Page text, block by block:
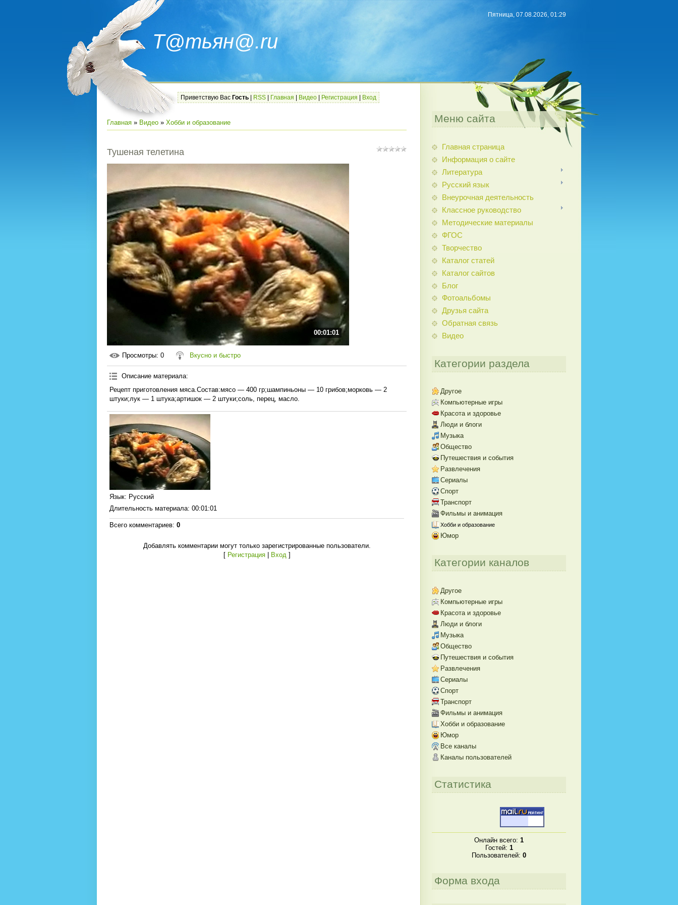
Т@тьян@.ru
Пятница, 07.08.2026, 01:29
Приветствую Вас Гость RSS Главная Видео Регистрация Вход
Главная » Видео » Хобби и образование
Тушеная телетина
00:01:01
Просмотры: 0 Вкусно и быстро
Описание материала:
Рецепт приготовления мяса.Состав:мясо — 400 гр;шампиньоны — 10 грибов;морковь — 2
штуки;лук — 1 штука;артишок — 2 штуки;соль, перец, масло.
Язык: Русский
Длительность материала: 00:01:01
Всего комментариев: 0
Добавлять комментарии могут только зарегистрированные пользователи.
[ Регистрация| Вход]
Меню сайта
Главная страница
Информация о сайте
Литература
Русский язык
Внеурочная деятельность
Классное руководство
Методические материалы
ФГОС
Творчество
Каталог статей
Каталог сайтов
Блог
Фотоальбомы
Друзья сайта
Обратная связь
Видео
Категории раздела
Другое
Компьютерные игры
Красота и здоровье
Люди и блоги
Музыка
Общество
Путешествия и события
Развлечения
Сериалы
Спорт
Транспорт
Фильмы и анимация
Хобби и образование
Юмор
Категории каналов
Другое
Компьютерные игры
Красота и здоровье
Люди и блоги
Музыка
Общество
Путешествия и события
Развлечения
Сериалы
Спорт
Транспорт
Фильмы и анимация
Хобби и образование
Юмор
Все каналы
Каналы пользователей
Статистика
Онлайн всего: 1
Гостей: 1
Пользователей: 0
Форма входа